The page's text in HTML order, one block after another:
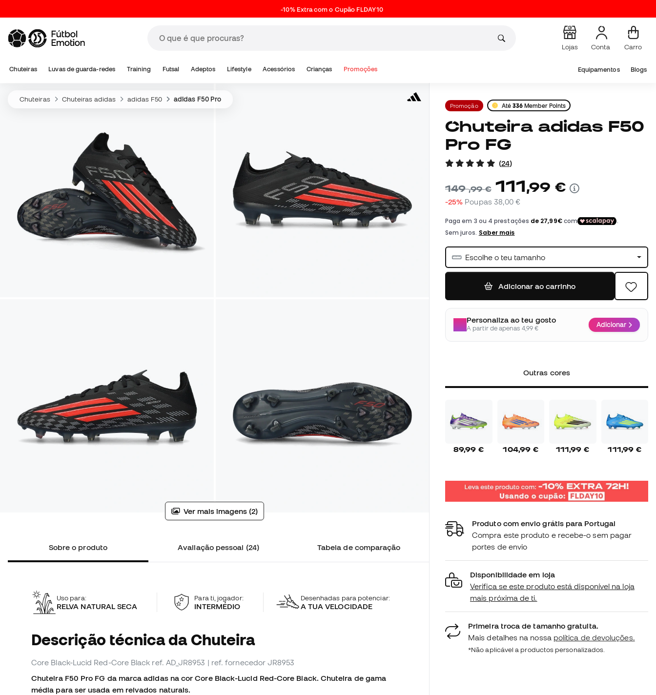
-10% Extra com o Cupão FLDAY10
Lojas Conta Carro
Chuteiras Luvas de guarda-redes Training Futsal Adeptos Lifestyle Acessórios Crianças Promoções Equipamentos Blogs
Chuteiras Chuteiras adidas adidas F50 adidas F50 Pro
Ver mais imagens (2)
Sobre o produto Avaliação pessoal (24) Tabela de comparação
Uso para:
RELVA NATURAL SECA
Para ti, jogador:
INTERMÉDIO
Desenhadas para potenciar:
A TUA VELOCIDADE
Descrição técnica da Chuteira
Core Black-Lucid Red-Core Black ref. AD_JR8953 | ref. fornecedor JR8953
Chuteira F50 Pro FG da marca adidas na cor Core Black-Lucid Red-Core Black. Chuteira de gama
média para ser usada em relvados naturais.
Promoção Até 336 Member Points
Chuteira adidas F50
Pro FG
(24)
149,99 € 111,99 €
-25% Poupas 38,00 €
Escolhe o teu tamanho
Adicionar ao carrinho
Personaliza ao teu gosto
A partir de apenas 4,99 € Adicionar
Outras cores
89,99 € 104,99 € 111,99 € 111,99 €
Produto com envio grátis para Portugal
Compra este produto e recebe-o sem pagar
portes de envio
Disponibilidade em loja
Verifica se este produto está disponível na loja
mais próxima de ti.
Primeira troca de tamanho gratuita.
Mais detalhes na nossa política de devoluções.
*Não aplicável a productos personalizados.